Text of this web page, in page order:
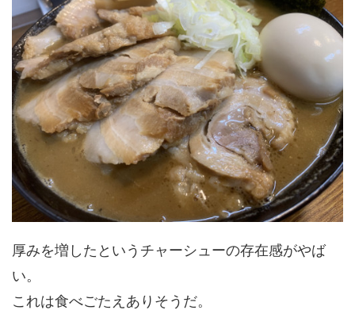
厚みを増したというチャーシューの存在感がやば
い。
これは食べごたえありそうだ。